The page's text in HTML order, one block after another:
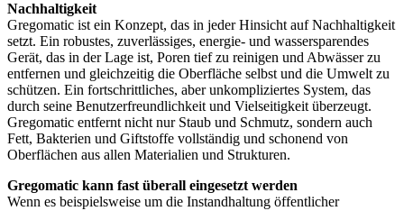
Nachhaltigkeit
Gregomatic ist ein Konzept, das in jeder Hinsicht auf Nachhaltigkeit
setzt. Ein robustes, zuverlässiges, energie- und wassersparendes
Gerät, das in der Lage ist, Poren tief zu reinigen und Abwässer zu
entfernen und gleichzeitig die Oberfläche selbst und die Umwelt zu
schützen. Ein fortschrittliches, aber unkompliziertes System, das
durch seine Benutzerfreundlichkeit und Vielseitigkeit überzeugt.
Gregomatic entfernt nicht nur Staub und Schmutz, sondern auch
Fett, Bakterien und Giftstoffe vollständig und schonend von
Oberflächen aus allen Materialien und Strukturen.
Gregomatic kann fast überall eingesetzt werden
Wenn es beispielsweise um die Instandhaltung öffentlicher